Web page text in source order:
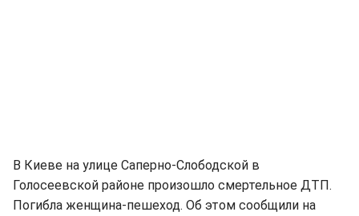
В Киеве на улице Саперно-Слободской в
Голосеевской районе произошло смертельное ДТП.
Погибла женщина-пешеход. Об этом сообщили на